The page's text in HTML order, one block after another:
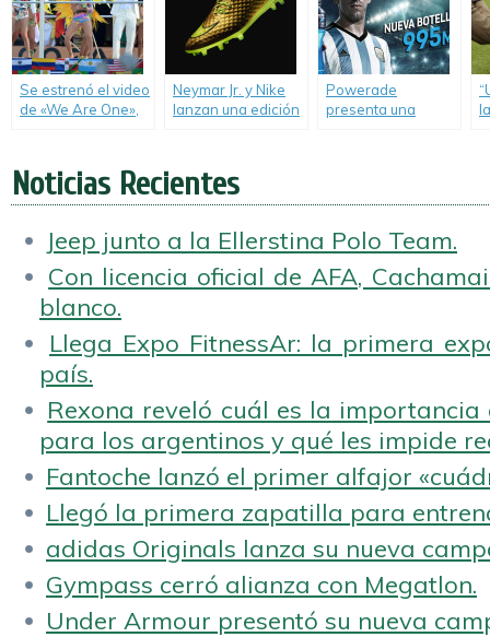
Se estrenó el video
de «We Are One»,
Neymar Jr. y Nike
lanzan una edición
Powerade
presenta una
Noticias Recientes
Jeep junto a la Ellerstina Polo Team.
Con licencia oficial de AFA,
blanco.
Llega Expo FitnessAr: la primera
país.
Rexona reveló cuál es la
para los argentinos y qué les impide
Fantoche lanzó el primer alfajor
Llegó la primera zapatilla para
adidas Originals lanza su nueva
Gympass cerró alianza con Megatlon.
Under Armour presentó su nueva